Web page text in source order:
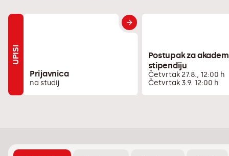
UPISI
Prijavnica
na studij
Postupak za
stipendiju
Četvrtak 27.8., 12:00 h
Četvrtak 3.9. 12:00 h